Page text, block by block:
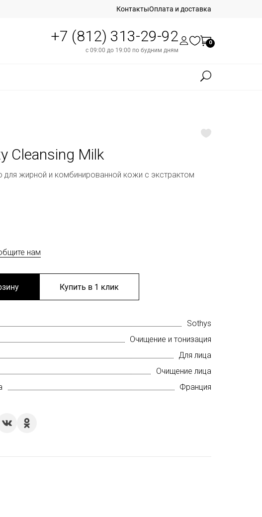
КонтактыОплата и доставка
+7 (812) 313-29-92
с 09:00 до 19:00 по будним дням
0
Cleansing Milk
жирной и комбинированной кожи с экстрактом
нам
Купить в 1 клик
Sothys
Очищение и тонизация
Для лица
Очищение лица
Франция